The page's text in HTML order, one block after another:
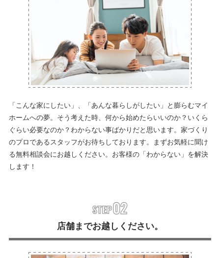
「こんな家にしたい」、「あんな暮らしがしたい」と膨らむマイ
ホームへの夢。そう考えた時、何から始めたらいいのか？いくら
ぐらい必要なのか？わからない事ばかりだと思います。家づくり
のプロであるスタッフがお待ちしております。まずお気軽に聞け
る無料相談会にお越しください。お客様の「わからない」を解決
します！
店舗までお越しください。